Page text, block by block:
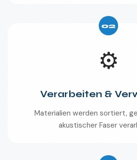
02
⚙️
Verarbeiten &
Materialien werden sortiert,
akustischer Faser